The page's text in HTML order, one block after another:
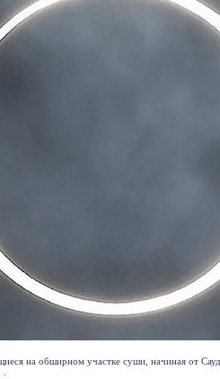
на обширном участке суши, начиная от